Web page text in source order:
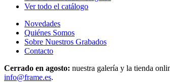
Ver todo el catálogo
Novedades
Quiénes Somos
Sobre Nuestros Grabados
Contacto
Cerrado en agosto: nuestra galería y la tienda
info@frame.es.